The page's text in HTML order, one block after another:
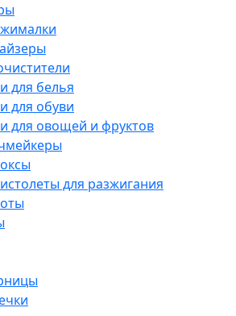
для белья
для обуви
для овощей и фруктов
для разжигания